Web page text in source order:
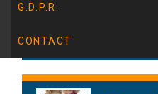
G.D.P.R.
CONTACT
spus o poveste,
Citește mai mult